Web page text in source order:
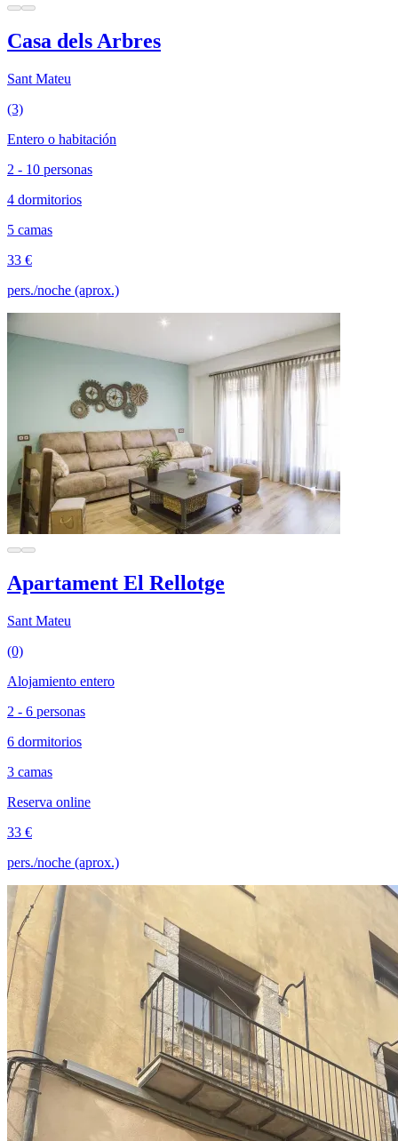
Casa dels Arbres
Sant Mateu
(3)
Entero o habitación
2 - 10 personas
4 dormitorios
5 camas
33 €
pers./noche (aprox.)
Apartament El Rellotge
Sant Mateu
(0)
Alojamiento entero
2 - 6 personas
6 dormitorios
3 camas
Reserva online
33 €
pers./noche (aprox.)